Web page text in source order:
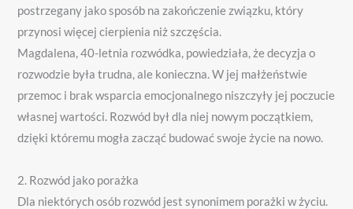
postrzegany jako sposób na zakończenie związku, który
przynosi więcej cierpienia niż szczęścia.
Magdalena, 40-letnia rozwódka, powiedziała, że ​​decyzja o
rozwodzie była trudna, ale konieczna. W jej małżeństwie
przemoc i brak wsparcia emocjonalnego niszczyły jej poczucie
własnej wartości. Rozwód był dla niej nowym początkiem,
dzięki któremu mogła zacząć budować swoje życie na nowo.
2. Rozwód jako porażka
Dla niektórych osób rozwód jest synonimem porażki w życiu.